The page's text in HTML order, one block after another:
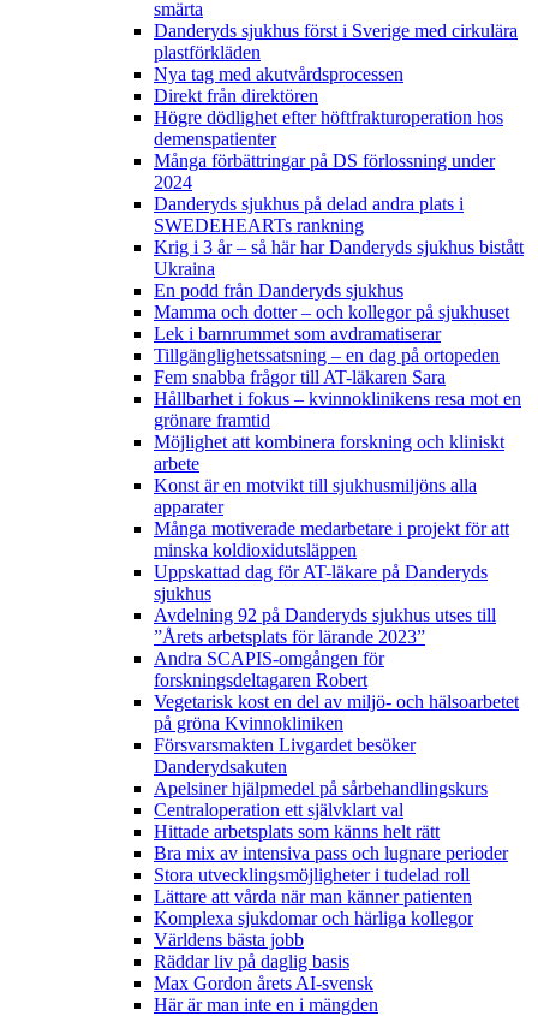
smärta
Danderyds sjukhus först i Sverige med cirkulära
plastförkläden
Nya tag med akutvårdsprocessen
Direkt från direktören
Högre dödlighet efter höftfrakturoperation hos
demenspatienter
Många förbättringar på DS förlossning under
2024
Danderyds sjukhus på delad andra plats i
SWEDEHEARTs rankning
Krig i 3 år – så här har Danderyds sjukhus bistått
Ukraina
En podd från Danderyds sjukhus
Mamma och dotter – och kollegor på sjukhuset
Lek i barnrummet som avdramatiserar
Tillgänglighetssatsning – en dag på ortopeden
Fem snabba frågor till AT-läkaren Sara
Hållbarhet i fokus – kvinnoklinikens resa mot en
grönare framtid
Möjlighet att kombinera forskning och kliniskt
arbete
Konst är en motvikt till sjukhusmiljöns alla
apparater
Många motiverade medarbetare i projekt för att
minska koldioxidutsläppen
Uppskattad dag för AT-läkare på Danderyds
sjukhus
Avdelning 92 på Danderyds sjukhus utses till
”Årets arbetsplats för lärande 2023”
Andra SCAPIS-omgången för
forskningsdeltagaren Robert
Vegetarisk kost en del av miljö- och hälsoarbetet
på gröna Kvinnokliniken
Försvarsmakten Livgardet besöker
Danderydsakuten
Apelsiner hjälpmedel på sårbehandlingskurs
Centraloperation ett självklart val
Hittade arbetsplats som känns helt rätt
Bra mix av intensiva pass och lugnare perioder
Stora utvecklingsmöjligheter i tudelad roll
Lättare att vårda när man känner patienten
Komplexa sjukdomar och härliga kollegor
Världens bästa jobb
Räddar liv på daglig basis
Max Gordon årets AI-svensk
Här är man inte en i mängden